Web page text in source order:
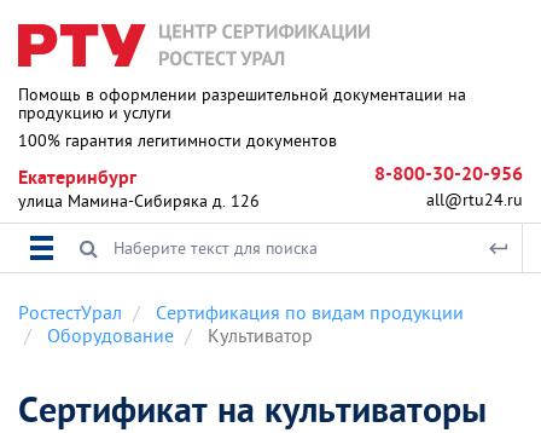
Помощь в оформлении разрешительной документации на
продукцию и услуги
100% гарантия легитимности документов
Екатеринбург
улица Мамина-Сибиряка д. 126
8-800-30-20-956
all@rtu24.ru
РостестУрал
Сертификация по видам продукции
Оборудование
Культиватор
Сертификат на культиваторы